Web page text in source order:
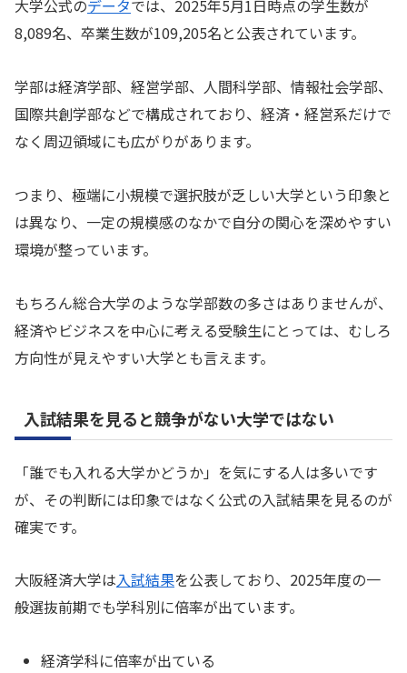
大学公式のデータでは、2025年5月1日時点の学生数が
8,089名、卒業生数が109,205名と公表されています。
学部は経済学部、経営学部、人間科学部、情報社会学部、
国際共創学部などで構成されており、経済・経営系だけで
なく周辺領域にも広がりがあります。
つまり、極端に小規模で選択肢が乏しい大学という印象と
は異なり、一定の規模感のなかで自分の関心を深めやすい
環境が整っています。
もちろん総合大学のような学部数の多さはありませんが、
経済やビジネスを中心に考える受験生にとっては、むしろ
方向性が見えやすい大学とも言えます。
入試結果を見ると競争がない大学ではない
「誰でも入れる大学かどうか」を気にする人は多いです
が、その判断には印象ではなく公式の入試結果を見るのが
確実です。
大阪経済大学は入試結果を公表しており、2025年度の一
般選抜前期でも学科別に倍率が出ています。
経済学科に倍率が出ている